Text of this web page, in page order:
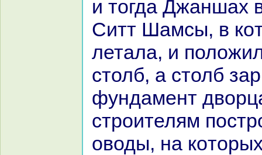
и тогда Джаншах
Ситт Шамсы, в
летала, и
столб, а столб
фундамент
строителям
оводы, нa